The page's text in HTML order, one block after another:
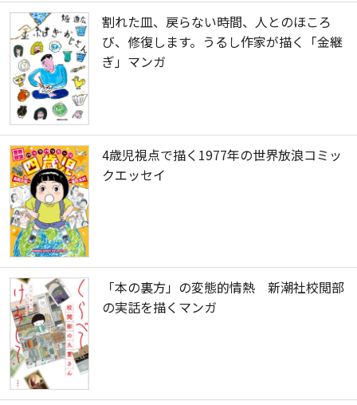
割れた皿、戻らない時間、人とのほころ
び、修復します。うるし作家が描く「金継
ぎ」マンガ
4歳児視点で描く1977年の世界放浪コミッ
クエッセイ
「本の裏方」の変態的情熱 新潮社校閲部
の実話を描くマンガ